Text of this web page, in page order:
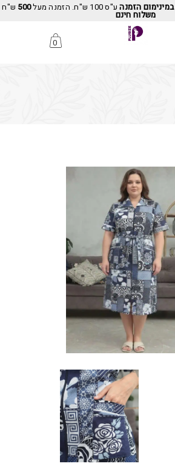
במינימום הזמנהע"ס 100 ש"ח. הזמנה מעל 500 ש"ח
משלוח חינם
0